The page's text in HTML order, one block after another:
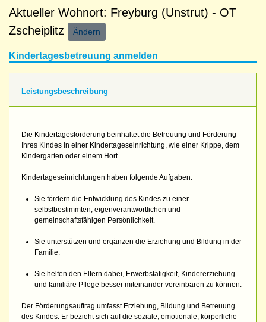
Aktueller Wohnort: Freyburg (Unstrut) - OT
Zscheiplitz
Ändern
Kindertagesbetreuung anmelden
Leistungsbeschreibung
Die Kindertagesförderung beinhaltet die Betreuung und Förderung
Ihres Kindes in einer Kindertageseinrichtung, wie einer Krippe, dem
Kindergarten oder einem Hort.
Kindertageseinrichtungen haben folgende Aufgaben:
Sie fördern die Entwicklung des Kindes zu einer
selbstbestimmten, eigenverantwortlichen und
gemeinschaftsfähigen Persönlichkeit.
Sie unterstützen und ergänzen die Erziehung und Bildung in der
Familie.
Sie helfen den Eltern dabei, Erwerbstätigkeit, Kindererziehung
und familiäre Pflege besser miteinander vereinbaren zu können.
Der Förderungsauftrag umfasst Erziehung, Bildung und Betreuung
des Kindes. Er bezieht sich auf die soziale, emotionale, körperliche